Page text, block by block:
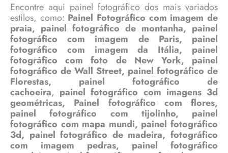
Encontre aqui painel fotográfico dos mais variados
estilos, como: Painel Fotográfico com imagem de
praia, painel fotográfico de montanha, painel
fotográfico com imagem de Paris, painel
fotográfico com imagem da Itália, painel
fotográfico com foto de New York, painel
fotográfico de Wall Street, painel fotográfico de
Florestas, painel fotográfico de
cachoeira, painel fotográfico com imagens 3d
geométricas, Painel fotográfico com flores,
painel fotográfico com tijolinho, painel
fotográfico com mapa mundi, painel fotográfico
3d, painel fotográfico de madeira, fotográfico
com imagem pedras, painel fotográfico